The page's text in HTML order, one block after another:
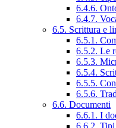
6.4.6.
6.4.7.
6.5. Scrittura e
6.5.1.
6.5.2. Le
6.5.3.
6.5.4.
6.5.5.
6.5.6.
6.6. Documenti
6.6.1. I
6.6.2.